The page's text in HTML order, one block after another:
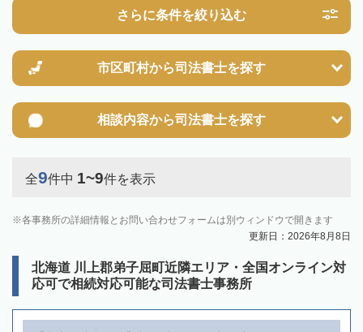
さらに条件を絞り込む
市区町村から司法書士を探す
相談内容から司法書士を探す
全9件中 1~9件を表示
各事務所の詳細情報とお問い合わせフォームは別ウィンドウで開きます
更新日：2026年8月8日
北海道 川上郡弟子屈町近隣エリア・全国オンライン対
応可で相続対応可能な司法書士事務所